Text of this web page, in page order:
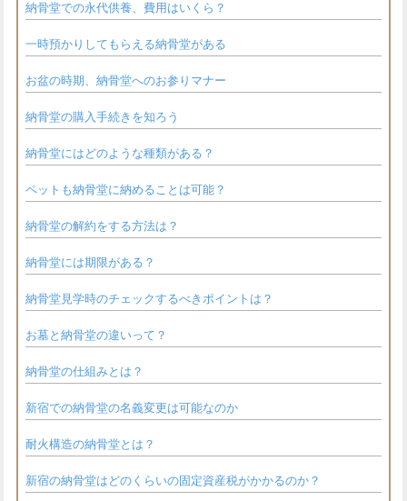
納骨堂での永代供養、費用はいくら？
一時預かりしてもらえる納骨堂がある
お盆の時期、納骨堂へのお参りマナー
納骨堂の購入手続きを知ろう
納骨堂にはどのような種類がある？
ペットも納骨堂に納めることは可能？
納骨堂の解約をする方法は？
納骨堂には期限がある？
納骨堂見学時のチェックするべきポイントは？
お墓と納骨堂の違いって？
納骨堂の仕組みとは？
新宿での納骨堂の名義変更は可能なのか
耐火構造の納骨堂とは？
新宿の納骨堂はどのくらいの固定資産税がかかるのか？